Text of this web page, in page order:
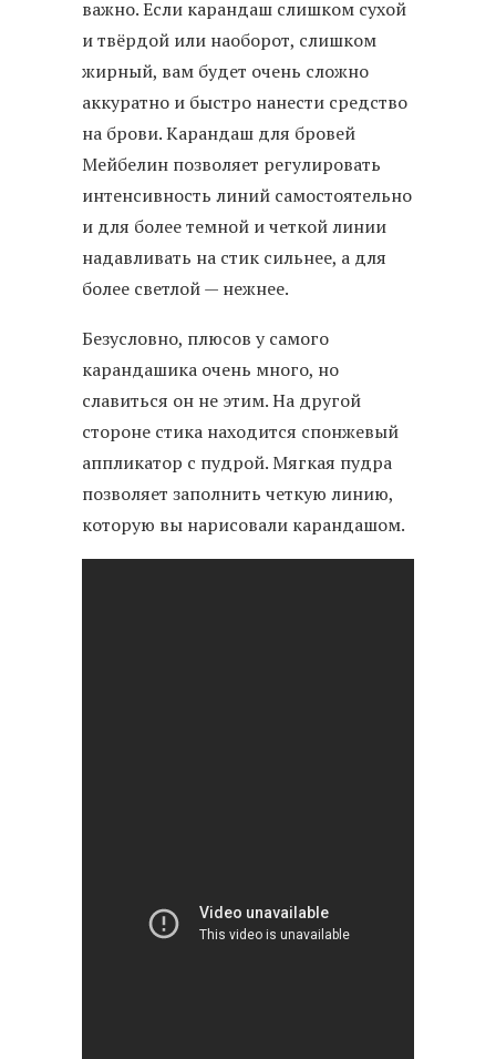
важно. Если карандаш слишком сухой
и твёрдой или наоборот, слишком
жирный, вам будет очень сложно
аккуратно и быстро нанести средство
на брови. Карандаш для бровей
Мейбелин позволяет регулировать
интенсивность линий самостоятельно
и для более темной и четкой линии
надавливать на стик сильнее, а для
более светлой — нежнее.
Безусловно, плюсов у самого
карандашика очень много, но
славиться он не этим. На другой
стороне стика находится спонжевый
аппликатор с пудрой. Мягкая пудра
позволяет заполнить четкую линию,
которую вы нарисовали карандашом.